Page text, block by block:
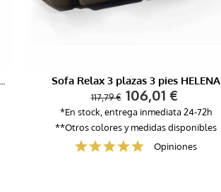
Sofa Relax 3 plazas 3 pies HELENA
117,79 € 106,01 €
*En stock, entrega inmediata 24-72h
**Otros colores y medidas disponibles
Opiniones